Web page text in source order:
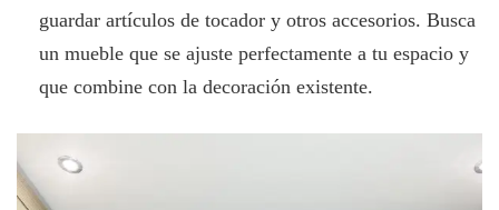
guardar artículos de tocador y otros accesorios. Busca
un mueble que se ajuste perfectamente a tu espacio y
que combine con la decoración existente.